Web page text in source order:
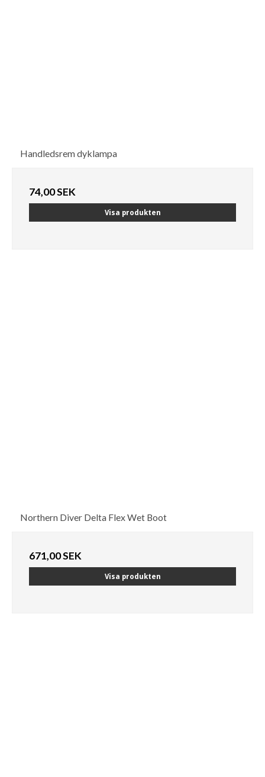
Handledsrem dyklampa
74,00 SEK
Visa produkten
Northern Diver Delta Flex Wet Boot
671,00 SEK
Visa produkten